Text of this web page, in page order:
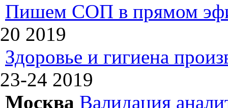
Пишем СОП в прямом
20 2019
Здоровье и гигиена
23-24 2019
Москва Валидация